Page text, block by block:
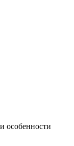
особенности